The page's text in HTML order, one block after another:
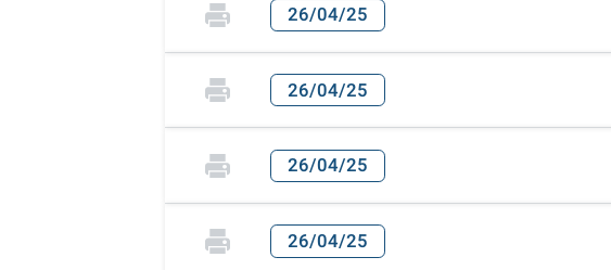
26/04/25
26/04/25
26/04/25
26/04/25